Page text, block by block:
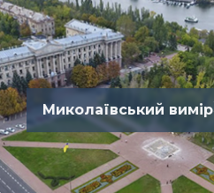
Миколаївський вимір